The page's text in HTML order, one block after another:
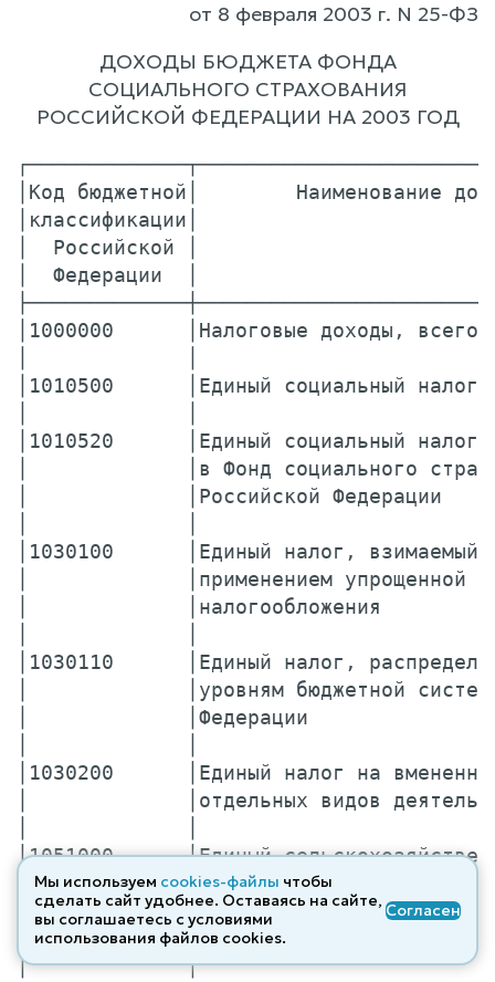
от 8 февраля 2003 г. N 25-ФЗ
ДОХОДЫ БЮДЖЕТА ФОНДА
СОЦИАЛЬНОГО СТРАХОВАНИЯ
РОССИЙСКОЙ ФЕДЕРАЦИИ НА 2003 ГОД
│Код бюджетной│        Наименование
│классификации│
│  Российской │
│  Федерации  │
│1000000      │Налоговые доходы,
│1010500      │Единый социальный
│1010520      │Единый социальный
│             │в Фонд социального
│             │Российской
│1030100      │Единый налог,
│             │применением
│             │налогообложения
│1030110      │Единый налог,
│             │уровням бюджетной
│             │Федерации
│1030200      │Единый налог на
│             │отдельных видов
│1051000      │Единый
│             │
│1051010      │Единый
│             │уплачиваемый
│             │
Мы используем cookies-файлы чтобы
сделать сайт удобнее. Оставаясь на сайте,
вы соглашаетесь с условиями
использования файлов cооkies.
Согласен